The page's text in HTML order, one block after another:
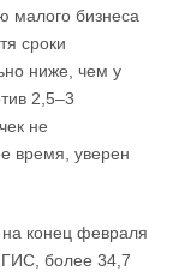
малого бизнеса
сроки
ниже, чем у
2,5–3
не
время, уверен
на конец февраля
более 34,7